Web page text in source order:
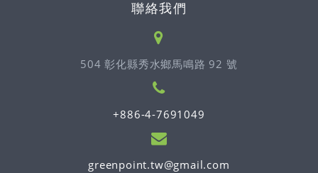
聯絡我們
504 彰化縣秀水鄉馬鳴路 92 號
+886-4-7691049
greenpoint.tw@gmail.com